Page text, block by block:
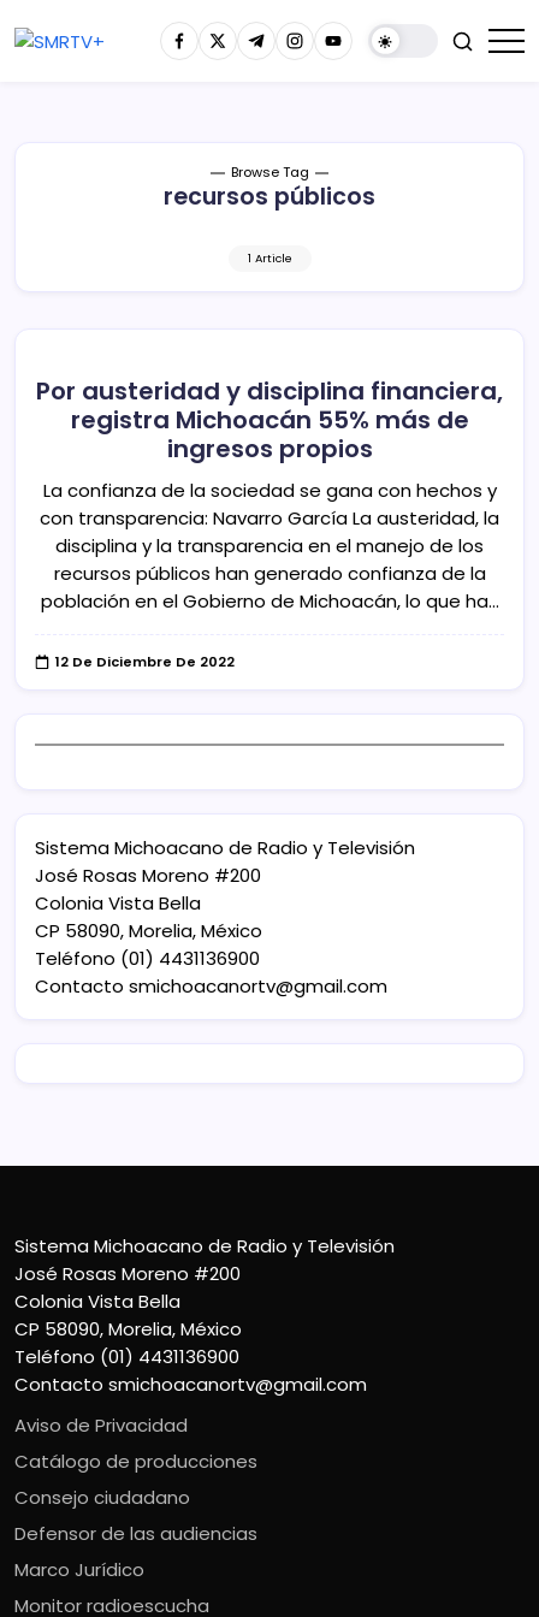
Browse Tag
recursos públicos
1 Article
Por austeridad y disciplina financiera,
registra Michoacán 55% más de
ingresos propios
La confianza de la sociedad se gana con hechos y
con transparencia: Navarro García La austeridad, la
disciplina y la transparencia en el manejo de los
recursos públicos han generado confianza de la
población en el Gobierno de Michoacán, lo que ha…
12 De Diciembre De 2022
Sistema Michoacano de Radio y Televisión
José Rosas Moreno #200
Colonia Vista Bella
CP 58090, Morelia, México
Teléfono (01) 4431136900
Contacto smichoacanortv@gmail.com
Sistema Michoacano de Radio y Televisión
José Rosas Moreno #200
Colonia Vista Bella
CP 58090, Morelia, México
Teléfono (01) 4431136900
Contacto smichoacanortv@gmail.com
Aviso de Privacidad
Catálogo de producciones
Consejo ciudadano
Defensor de las audiencias
Marco Jurídico
Monitor radioescucha